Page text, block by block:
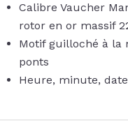
Calibre Vaucher
rotor en or massif
Motif guilloché à la
ponts
Heure, minute,